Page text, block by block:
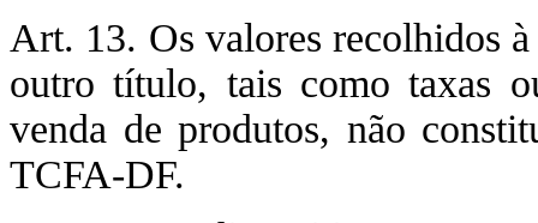
Art. 13. Os valores recolhidos
outro título, tais como taxas
venda de produtos, não
TCFA-DF.